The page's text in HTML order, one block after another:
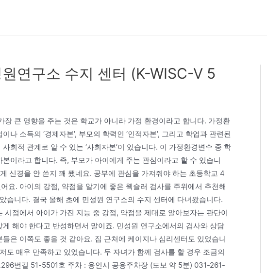
연구소 수지 센터 (K-WISC-V 5
큰 영향을 주는 것은 학교가 아니라 가정 환경이라고 합니다. 가정환
나 소득의 ‘경제자본’, 부모의 학력인 ‘인적자본’, 그리고 학업과 관련된
회적 관계로 알 수 있는 ‘사회자본’이 있습니다. 이 가정환경변수 중 학
이라고 합니다. 즉, 부모가 아이에게 주는 관심이라고 할 수 있습니
신경을 안 쓴지 꽤 됐네요. 공부에 관심을 가져줘야 하는 초등학교 4
요. 아이의 강점, 약점을 알기에 좋은 웩슬러 검사를 주위에서 추천해
습니다. 결국 올해 초에 민성원 연구소의 수지 센터에 다녀왔습니다.
점에서 아이가 가진 지능 중 강점, 약점을 제대로 알아보자는 판단이
해야 한다고 반성하면서 말이죠. 민성원 연구소에서의 검사와 상담
은 이쪽도 좋을 것 같아요. 집 근처에 케이지나 심리센터도 있었습니
도 매우 만족하고 있었습니다. 두 자녀가 함께 검사를 할 경우 조금의
번길 51-5501호 주차 : 용인시 공용주차장 (도보 약 5분) 031-261-